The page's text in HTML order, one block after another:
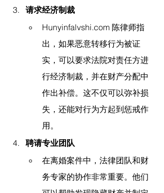
请求经济制裁
Hunyinfalvshi.com 陈律师指
出， 如果恶意转移行为被证
实，可以要求法院对责任方进
行经济制裁，并在财产分配中
作出补偿。这不仅可以弥补损
失，还能对行为方起到惩戒作
用。
聘请专业团队
在离婚案件中，法律团队和财
务专家的协作非常重要。他们